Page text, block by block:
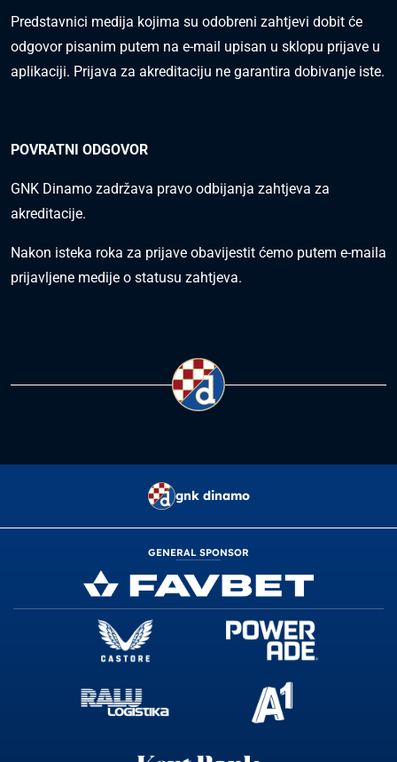
Predstavnici medija kojima su odobreni zahtjevi dobit će
odgovor pisanim putem na e-mail upisan u sklopu prijave u
aplikaciji. Prijava za akreditaciju ne garantira dobivanje iste.
POVRATNI ODGOVOR
GNK Dinamo zadržava pravo odbijanja zahtjeva za
akreditacije.
Nakon isteka roka za prijave obavijestit ćemo putem e-maila
prijavljene medije o statusu zahtjeva.
gnk dinamo
GENERAL SPONSOR